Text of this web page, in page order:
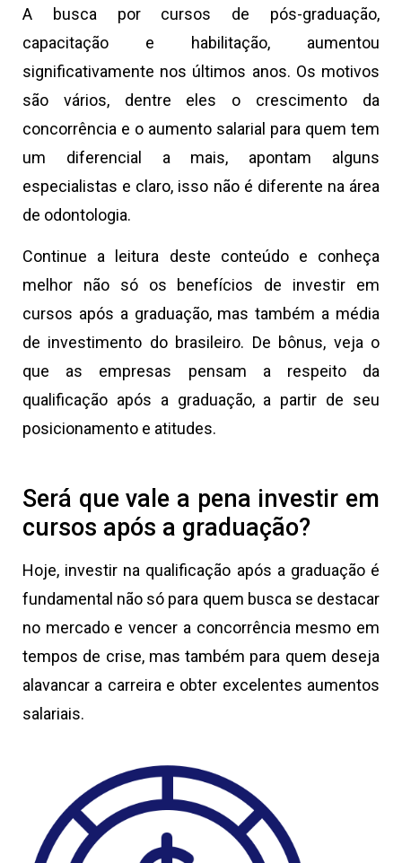
A busca por cursos de pós-graduação,
capacitação e habilitação, aumentou
significativamente nos últimos anos. Os motivos
são vários, dentre eles o crescimento da
concorrência e o aumento salarial para quem tem
um diferencial a mais, apontam alguns
especialistas e claro, isso não é diferente na área
de odontologia.
Continue a leitura deste conteúdo e conheça
melhor não só os benefícios de investir em
cursos após a graduação, mas também a média
de investimento do brasileiro. De bônus, veja o
que as empresas pensam a respeito da
qualificação após a graduação, a partir de seu
posicionamento e atitudes.
Será que vale a pena investir em
cursos após a graduação?
Hoje, investir na qualificação após a graduação é
fundamental não só para quem busca se destacar
no mercado e vencer a concorrência mesmo em
tempos de crise, mas também para quem deseja
alavancar a carreira e obter excelentes aumentos
salariais.